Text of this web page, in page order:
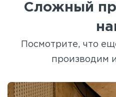
Сложный
Посмотрите, что
производим